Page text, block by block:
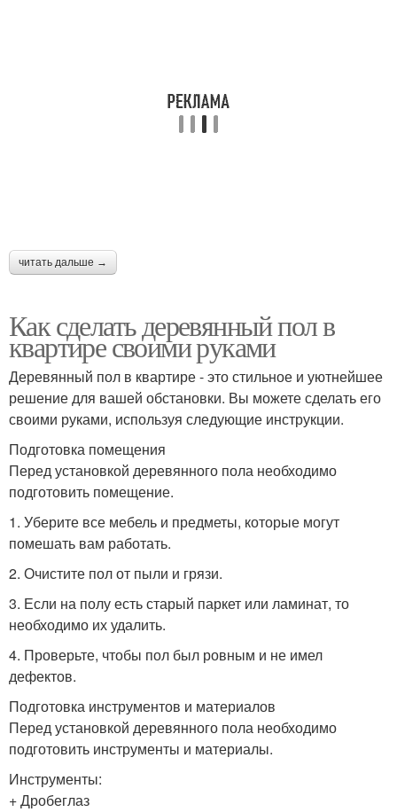
читать дальше →
Как сделать деревянный пол в
квартире своими руками
Деревянный пол в квартире - это стильное и уютнейшее
решение для вашей обстановки. Вы можете сделать его
своими руками, используя следующие инструкции.
Подготовка помещения
Перед установкой деревянного пола необходимо
подготовить помещение.
1. Уберите все мебель и предметы, которые могут
помешать вам работать.
2. Очистите пол от пыли и грязи.
3. Если на полу есть старый паркет или ламинат, то
необходимо их удалить.
4. Проверьте, чтобы пол был ровным и не имел
дефектов.
Подготовка инструментов и материалов
Перед установкой деревянного пола необходимо
подготовить инструменты и материалы.
Инструменты:
+ Дробеглаз